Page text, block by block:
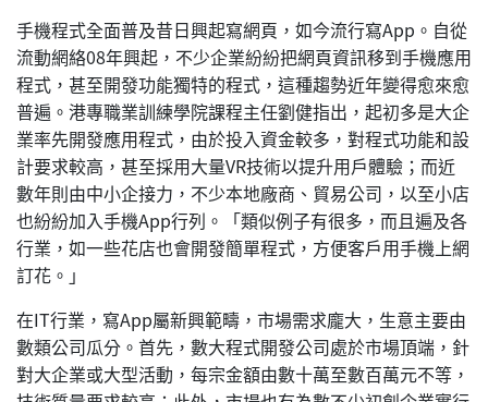
手機程式全面普及昔日興起寫網頁，如今流行寫App。自從
流動網絡08年興起，不少企業紛紛把網頁資訊移到手機應用
程式，甚至開發功能獨特的程式，這種趨勢近年變得愈來愈
普遍。港專職業訓練學院課程主任劉健指出，起初多是大企
業率先開發應用程式，由於投入資金較多，對程式功能和設
計要求較高，甚至採用大量VR技術以提升用戶體驗；而近
數年則由中小企接力，不少本地廠商、貿易公司，以至小店
也紛紛加入手機App行列。「類似例子有很多，而且遍及各
行業，如一些花店也會開發簡單程式，方便客戶用手機上網
訂花。」
在IT行業，寫App屬新興範疇，市場需求龐大，生意主要由
數類公司瓜分。首先，數大程式開發公司處於市場頂端，針
對大企業或大型活動，每宗金額由數十萬至數百萬元不等，